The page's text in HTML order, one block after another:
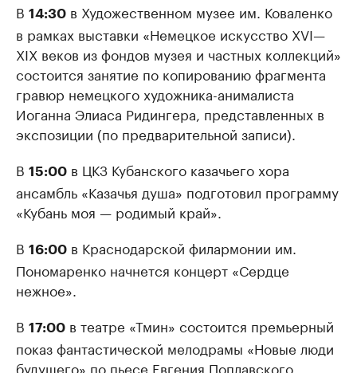
В 14:30 в Художественном музее им. Коваленко
в рамках выставки «Немецкое искусство XVI—
XIX веков из фондов музея и частных коллекций»
состоится занятие по копированию фрагмента
гравюр немецкого художника-анималиста
Иоганна Элиаса Ридингера, представленных в
экспозиции (по предварительной записи).
В 15:00 в ЦКЗ Кубанского казачьего хора
ансамбль «Казачья душа» подготовил программу
«Кубань моя — родимый край».
В 16:00 в Краснодарской филармонии им.
Пономаренко начнется концерт «Сердце
нежное».
В 17:00 в театре «Тмин» состоится премьерный
показ фантастической мелодрамы «Новые люди
будущего» по пьесе Евгения Поплавского.